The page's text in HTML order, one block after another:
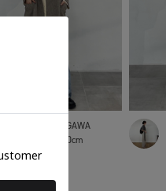
FUTAKOTAMAGAWA
160cm